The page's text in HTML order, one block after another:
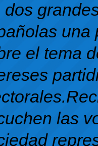
dos
una
el tema
las